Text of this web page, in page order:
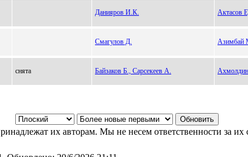
Данияров И.К. Актасов
Смагулов Д. Азимбай
снята Байзаков Б., Сарсекеев А.
их авторам. Мы не несем ответственности за их